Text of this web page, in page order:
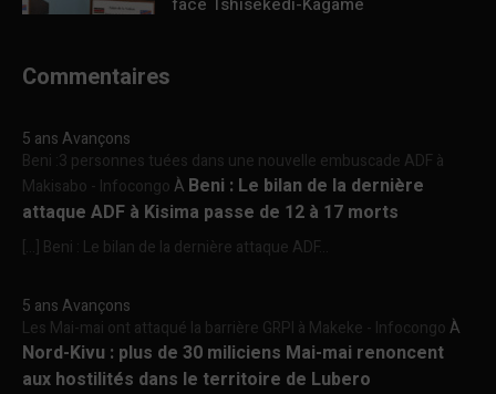
Commentaires
5 ans Avançons
Beni :3 personnes tuées dans une nouvelle embuscade ADF à
Makisabo - InfocongoÀ Beni : Le bilan de la dernière
attaque ADF à Kisima passe de 12 à 17 morts
[…] Beni : Le bilan de la dernière attaque ADF...
5 ans Avançons
Les Mai-mai ont attaqué la barrière GRPI à Makeke - InfocongoÀ
Nord-Kivu : plus de 30 miliciens Mai-mai renoncent
aux hostilités dans le territoire de Lubero